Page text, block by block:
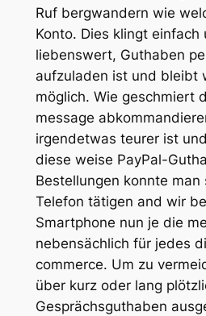
Ruf bergwandern wie
Konto. Dies klingt einfach
liebenswert, Guthaben
aufzuladen ist und bleibt
möglich. Wie geschmiert
message
irgendetwas teurer ist
diese weise PayPal-
Bestellungen konnte
Telefon tätigen and wir
Smartphone nun je die
nebensächlich für jedes
commerce. Um zu
über kurz oder lang
Gesprächsguthaben